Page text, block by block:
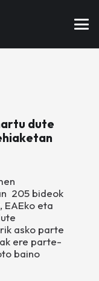
dute
205 bideok
EAEko eta
asko parte
ere parte-
baino